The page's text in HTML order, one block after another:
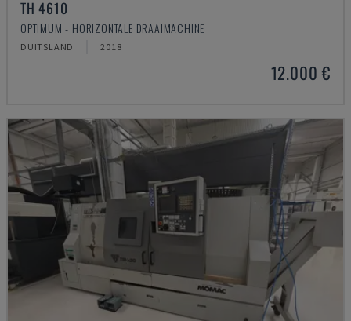
TH 4610
OPTIMUM - HORIZONTALE DRAAIMACHINE
DUITSLAND 2018
12.000 €